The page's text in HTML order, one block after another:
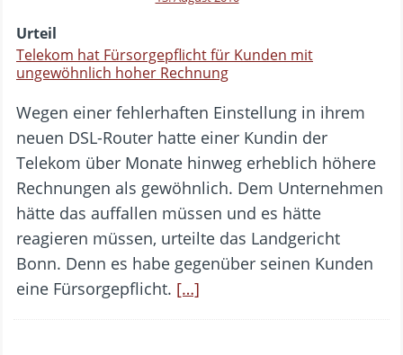
Urteil
Telekom hat Fürsorgepflicht für Kunden mit
ungewöhnlich hoher Rechnung
Wegen einer fehlerhaften Einstellung in ihrem
neuen DSL-Router hatte einer Kundin der
Telekom über Monate hinweg erheblich höhere
Rechnungen als gewöhnlich. Dem Unternehmen
hätte das auffallen müssen und es hätte
reagieren müssen, urteilte das Landgericht
Bonn. Denn es habe gegenüber seinen Kunden
eine Fürsorgepflicht. […]